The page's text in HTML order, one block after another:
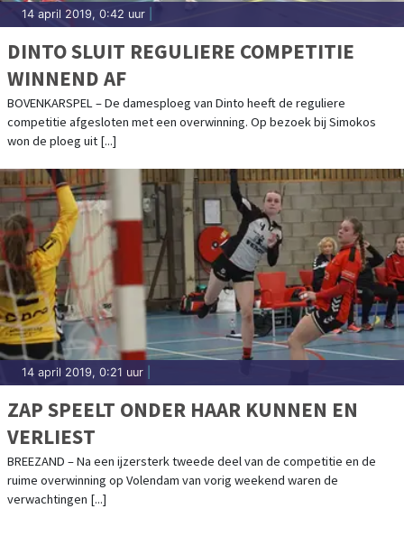
14 april 2019, 0:42 uur
DINTO SLUIT REGULIERE COMPETITIE
WINNEND AF
BOVENKARSPEL – De damesploeg van Dinto heeft de reguliere
competitie afgesloten met een overwinning. Op bezoek bij Simokos
won de ploeg uit [...]
14 april 2019, 0:21 uur
ZAP SPEELT ONDER HAAR KUNNEN EN
VERLIEST
BREEZAND – Na een ijzersterk tweede deel van de competitie en de
ruime overwinning op Volendam van vorig weekend waren de
verwachtingen [...]